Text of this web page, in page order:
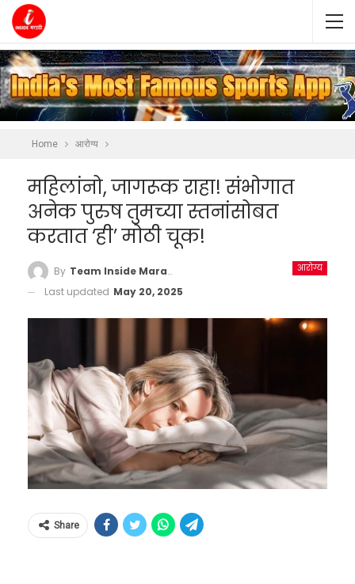
Home आरोग्य
महिलांनो, जागरूक राहा! संभोगात
अनेक पुरुष तुमच्या स्तनांसोबत
करतात ‘ही’ मोठी चूक!
आरोग्य
By Team Inside Marathi
Last updated May 20, 2025
Share